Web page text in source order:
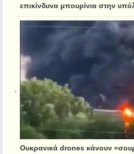
επικίνδυνα μπουρίνια στην
Ουκρανικά drones κάνουν